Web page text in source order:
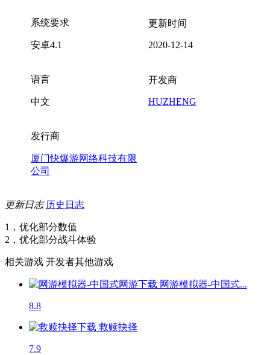
系统要求
安卓4.1
更新时间
2020-12-14
语言
中文
开发商
HUZHENG
发行商
厦门快爆游网络科技有限
公司
更新日志 历史日志
1，优化部分数值
2，优化部分战斗体验
相关游戏 开发者其他游戏
网游模拟器-中国式...
8.8
救赎抉择
7.9